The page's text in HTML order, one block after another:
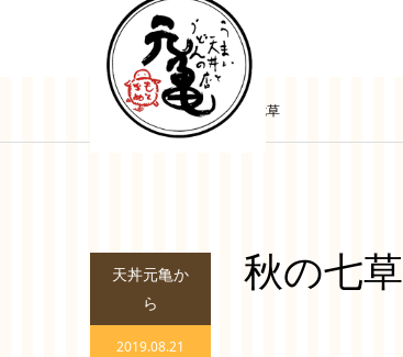
ブログ 秋の七草
天丼元亀か
ら
2019.08.21
秋の七草